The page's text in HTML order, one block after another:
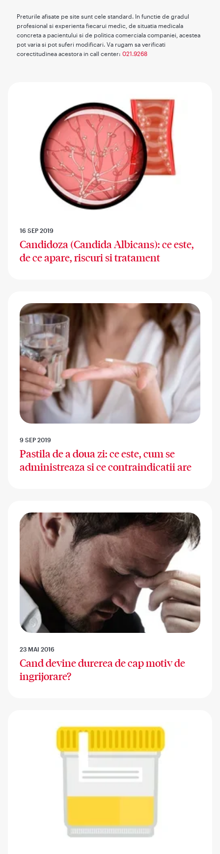
Preturile afisate pe site sunt cele standard. In functie de gradul
profesional si experienta fiecarui medic, de situatia medicala
concreta a pacientului si de politica comerciala companiei, acestea
pot varia si pot suferi modificari. Va rugam sa verificati
corectitudinea acestora in call center: 021.9268
16 SEP 2019
Candidoza (Candida Albicans): ce este,
de ce apare, riscuri si tratament
9 SEP 2019
Pastila de a doua zi: ce este, cum se
administreaza si ce contraindicatii are
23 MAI 2016
Cand devine durerea de cap motiv de
ingrijorare?